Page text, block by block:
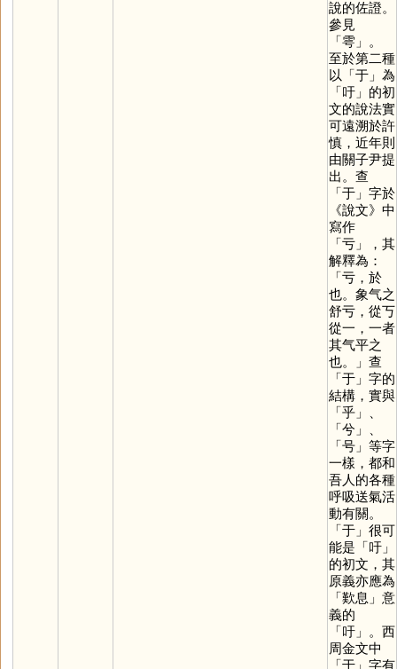
說的佐證。
參見
「雩」。
至於第二種
以「于」為
「吁」的初
文的說法實
可遠溯於許
慎，近年則
由關子尹提
出。查
「于」字於
《說文》中
寫作
「亏」，其
解釋為：
「亏，於
也。象气之
舒亏，從丂
從一，一者
其气平之
也。」查
「于」字的
結構，實與
「乎」、
「兮 」、
「号」等字
一樣，都和
吾人的各種
呼吸送氣活
動有關。
「于」很可
能是「吁」
的初文，其
原義亦應為
「歎息」意
義的
「吁」。西
周金文中
「于」字有